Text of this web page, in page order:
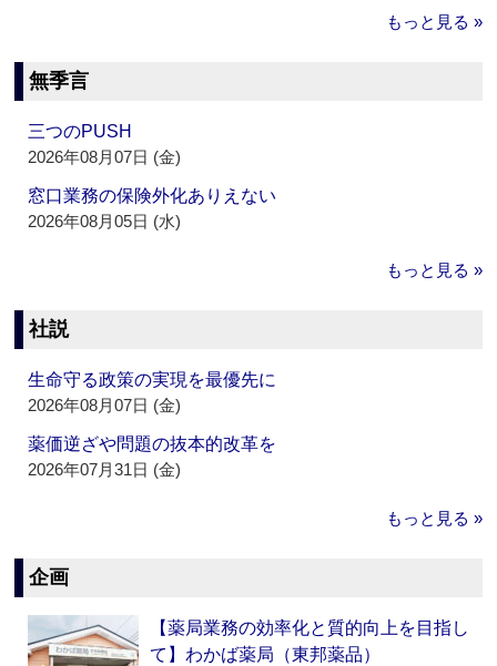
もっと見る »
無季言
三つのPUSH
2026年08月07日 (金)
窓口業務の保険外化ありえない
2026年08月05日 (水)
もっと見る »
社説
生命守る政策の実現を最優先に
2026年08月07日 (金)
薬価逆ざや問題の抜本的改革を
2026年07月31日 (金)
もっと見る »
企画
【薬局業務の効率化と質的向上を目指し
て】わかば薬局（東邦薬品）